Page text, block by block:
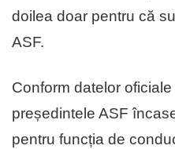
doilea doar pentru că
ASF.
Conform datelor
președintele ASF
pentru funcția de